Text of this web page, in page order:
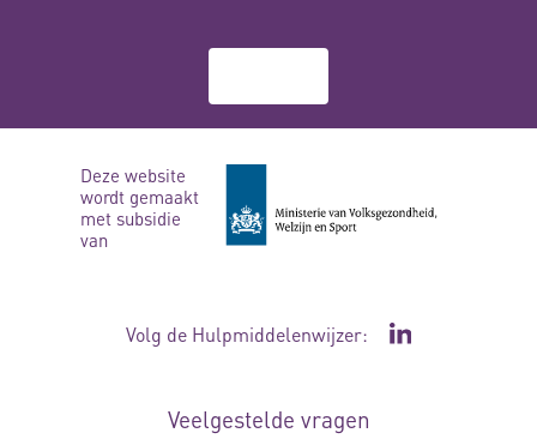
Deze website
wordt gemaakt
met subsidie
van
Volg de Hulpmiddelenwijzer: Ga naar de
Veelgestelde vragen